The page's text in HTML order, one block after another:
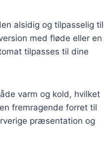
alsidig og tilpasselig til
med fløde eller en
tilpasses til dine
varm og kold, hvilket
fremragende forret til
præsentation og